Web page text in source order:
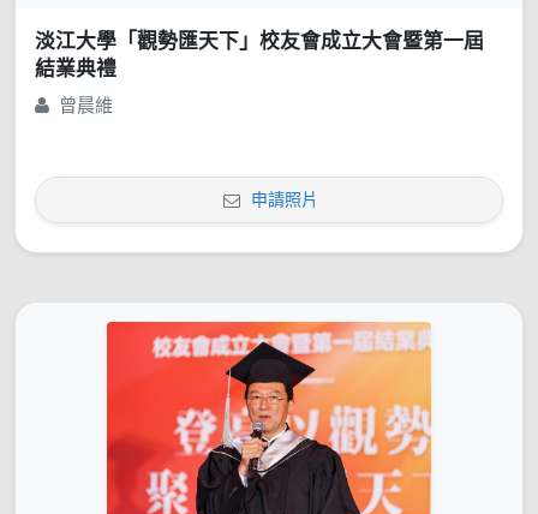
淡江大學「觀勢匯天下」校友會成立大會暨第一屆
結業典禮
曾晨維
申請照片